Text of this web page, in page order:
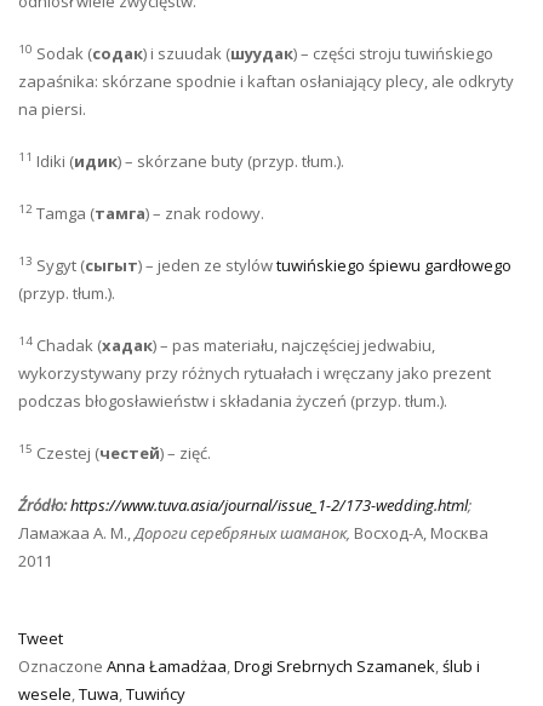
10 Sodak (содак) i szuudak (шуудак) – części stroju tuwińskiego
zapaśnika: skórzane spodnie i kaftan osłaniający plecy, ale odkryty
na piersi.
11 Idiki (идик) – skórzane buty (przyp. tłum.).
12 Tamga (тамга) – znak rodowy.
13 Sygyt (сыгыт) – jeden ze stylówtuwińskiego śpiewu gardłowego
(przyp. tłum.).
14 Chadak (хадак) – pas materiału, najczęściej jedwabiu,
wykorzystywany przy różnych rytuałach i wręczany jako prezent
podczas błogosławieństw i składania życzeń (przyp. tłum.).
15 Czestej (честей) – zięć.
Źródło:https://www.tuva.asia/journal/issue_1-2/173-wedding.html;
Ламажаа А. М.,Дороги серебряных шаманок, Восход-А, Москва
2011
Tweet
Oznaczone Anna Łamadżaa Drogi Srebrnych Szamanek ślub i
wesele Tuwa Tuwińcy